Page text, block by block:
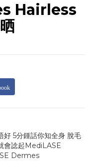
Hairless
5分鍾話你知全身 脫毛
會諗起MediLASE
Dermes